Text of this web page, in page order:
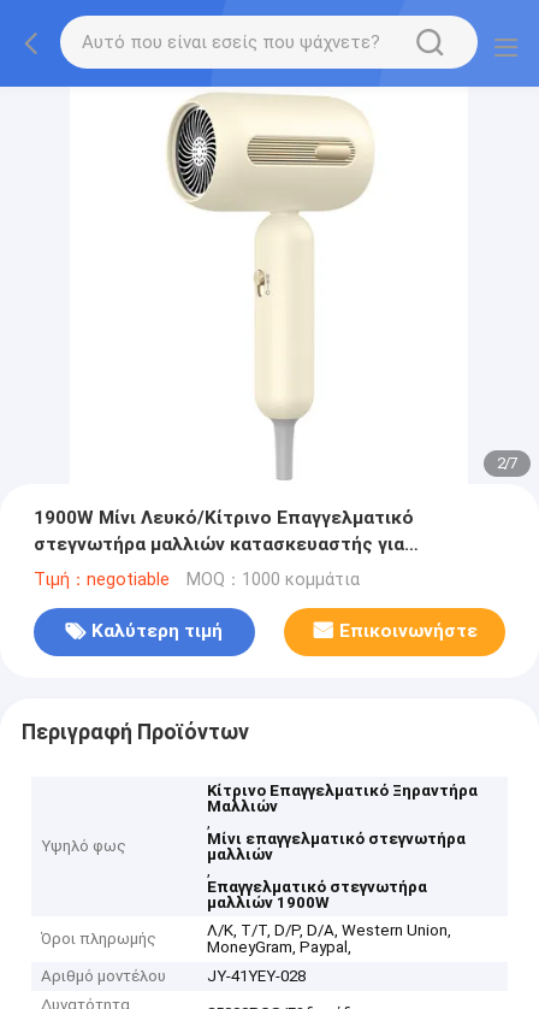
2/7
1900W Μίνι Λευκό/Κίτρινο Επαγγελματικό
στεγνωτήρα μαλλιών κατασκευαστής για
περισσότερα από 13 χρόνια
Τιμή：negotiable MOQ：1000 κομμάτια
Καλύτερη τιμή Επικοινωνήστε
Περιγραφή Προϊόντων
Υψηλό φως
Κίτρινο Επαγγελματικό Ξηραντήρα
Μαλλιών
,
Μίνι επαγγελματικό στεγνωτήρα
μαλλιών
,
Επαγγελματικό στεγνωτήρα
μαλλιών 1900W
Όροι πληρωμής
Λ/Κ, Τ/Τ, D/P, D/A, Western Union,
MoneyGram, Paypal,
Αριθμό μοντέλου
JY-41YEY-028
Δυνατότητα